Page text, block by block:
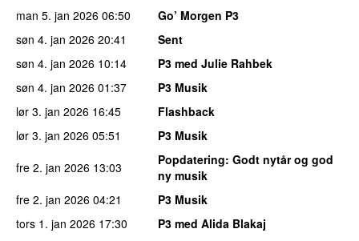
man 5. jan 2026 06:50
Go’ Morgen P3
søn 4. jan 2026 20:41
Sent
søn 4. jan 2026 10:14
P3 med Julie Rahbek
søn 4. jan 2026 01:37
P3 Musik
lør 3. jan 2026 16:45
Flashback
lør 3. jan 2026 05:51
P3 Musik
fre 2. jan 2026 13:03 Popdatering: Godt nytår og god
ny musik
fre 2. jan 2026 04:21
P3 Musik
tors 1. jan 2026 17:30
P3 med Alida Blakaj